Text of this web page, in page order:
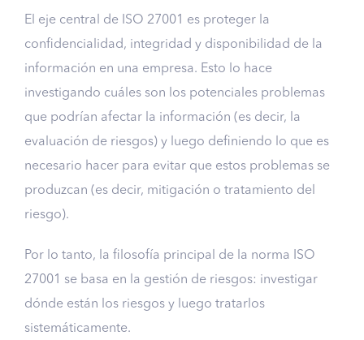
El eje central de ISO 27001 es proteger la
confidencialidad, integridad y disponibilidad de la
información en una empresa. Esto lo hace
investigando cuáles son los potenciales problemas
que podrían afectar la información (es decir, la
evaluación de riesgos) y luego definiendo lo que es
necesario hacer para evitar que estos problemas se
produzcan (es decir, mitigación o tratamiento del
riesgo).
Por lo tanto, la filosofía principal de la norma ISO
27001 se basa en la gestión de riesgos: investigar
dónde están los riesgos y luego tratarlos
sistemáticamente.